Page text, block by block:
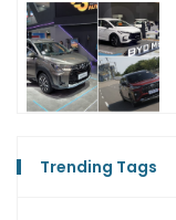
Trending Tags